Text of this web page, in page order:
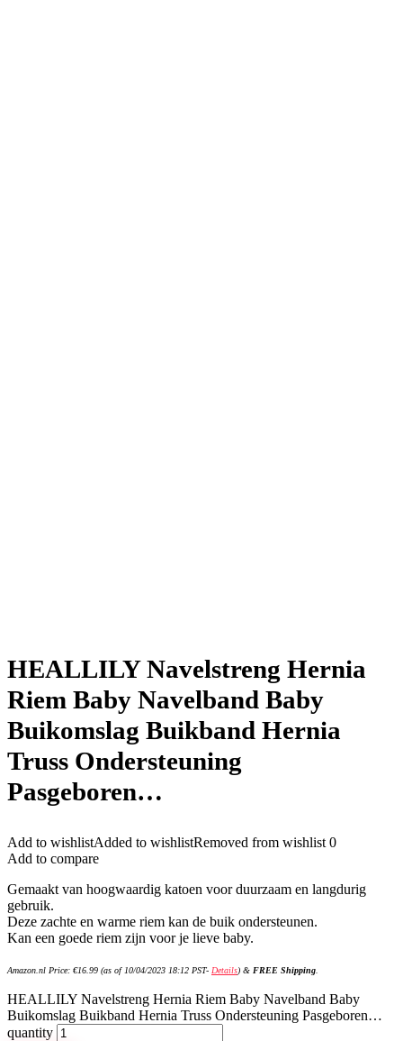
HEALLILY Navelstreng Hernia
Riem Baby Navelband Baby
Buikomslag Buikband Hernia
Truss Ondersteuning
Pasgeboren…
Add to wishlistAdded to wishlistRemoved from wishlist 0
Add to compare
Gemaakt van hoogwaardig katoen voor duurzaam en langdurig
gebruik.
Deze zachte en warme riem kan de buik ondersteunen.
Kan een goede riem zijn voor je lieve baby.
Amazon.nl Price: €16.99 (as of 10/04/2023 18:12 PST- Details) & FREE Shipping
HEALLILY Navelstreng Hernia Riem Baby Navelband Baby
Buikomslag Buikband Hernia Truss Ondersteuning Pasgeboren…
quantity